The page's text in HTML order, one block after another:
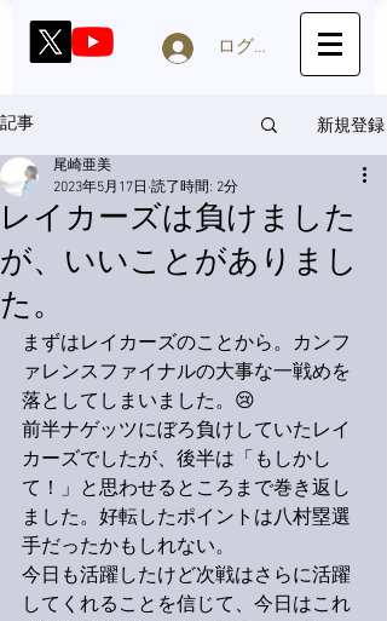
ログイン
記事 新規登録
レイカーズは負けました
が、いいことがありまし
た。
尾崎亜美
2023年5月17日 読了時間: 2分
まずはレイカーズのことから。カンフ
ァレンスファイナルの大事な一戦めを
落としてしまいました。😢
前半ナゲッツにぼろ負けしていたレイ
カーズでしたが、後半は「もしかし
て！」と思わせるところまで巻き返し
ました。好転したポイントは八村塁選
手だったかもしれない。
今日も活躍したけど次戦はさらに活躍
してくれることを信じて、今日はこれ